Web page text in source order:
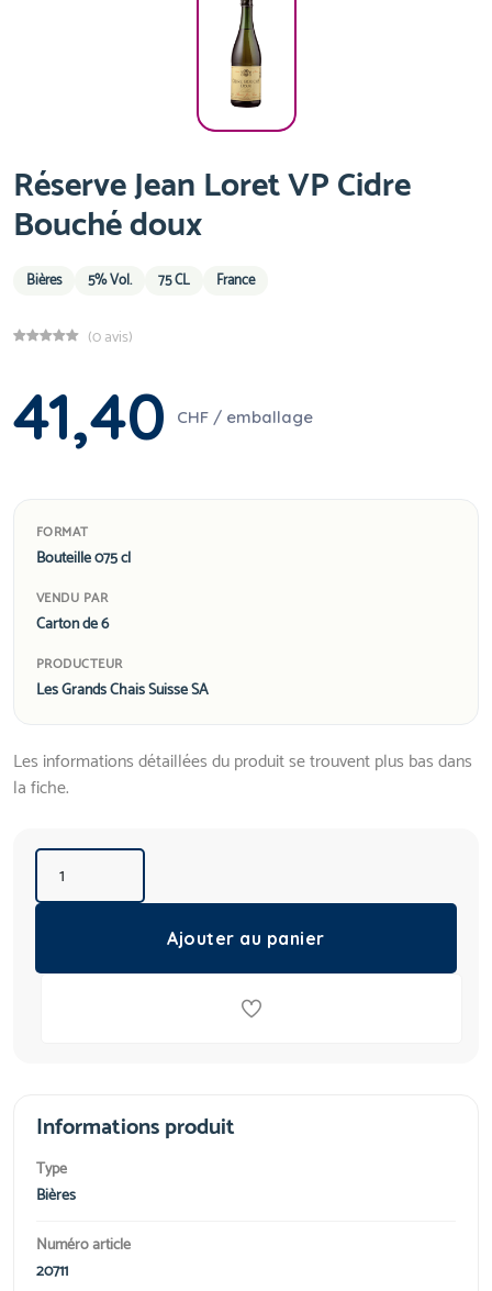
Réserve Jean Loret VP Cidre
Bouché doux
Bières 5% Vol. 75 CL France
(0 avis)
41,40 CHF / emballage
FORMAT
Bouteille 075 cl
VENDU PAR
Carton de 6
PRODUCTEUR
Les Grands Chais Suisse SA
Les informations détaillées du produit se trouvent plus bas dans
la fiche.
Ajouter au panier
Informations produit
Type
Bières
Numéro article
20711